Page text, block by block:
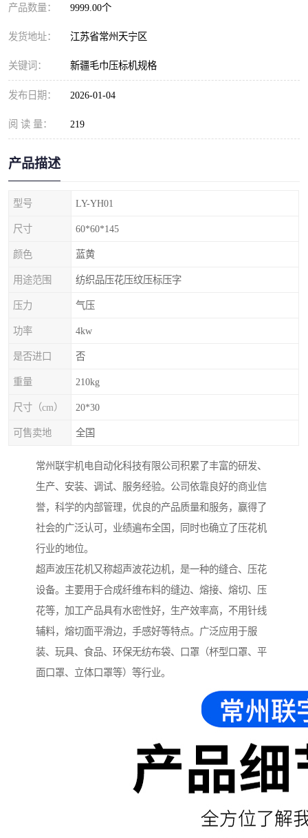
产品数量： 9999.00个
发货地址： 江苏省常州天宁区
关键词： 新疆毛巾压标机规格
发布日期： 2026-01-04
阅 读 量： 219
产品描述
型号 LY-YH01
尺寸 60*60*145
颜色 蓝黄
用途范围 纺织品压花压纹压标压字
压力 气压
功率 4kw
是否进口 否
重量 210kg
尺寸（cm） 20*30
可售卖地 全国
常州联宇机电自动化科技有限公司积累了丰富的研发、
生产、安装、调试、服务经验。公司依靠良好的商业信
誉，科学的内部管理，优良的产品质量和服务，赢得了
社会的广泛认可，业绩遍布全国，同时也确立了压花机
行业的地位。
超声波压花机又称超声波花边机，是一种的缝合、压花
设备。主要用于合成纤维布料的缝边、熔接、熔切、压
花等，加工产品具有水密性好，生产效率高，不用针线
辅料，熔切面平滑边，手感好等特点。广泛应用于服
装、玩具、食品、环保无纺布袋、口罩（杯型口罩、平
面口罩、立体口罩等）等行业。